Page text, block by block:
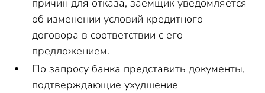
причин для отказа, заемщик уведомляется
об изменении условий кредитного
договора в соответствии с его
предложением.
По запросу банка представить документы,
подтверждающие ухудшение